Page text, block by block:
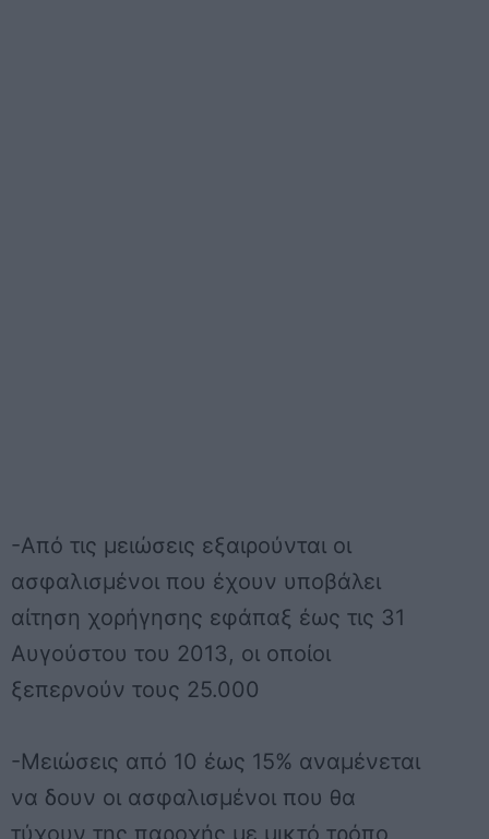
-Από τις μειώσεις εξαιρούνται οι
ασφαλισμένοι που έχουν υποβάλει
αίτηση χορήγησης εφάπαξ έως τις 31
Αυγούστου του 2013, οι οποίοι
ξεπερνούν τους 25.000
-Μειώσεις από 10 έως 15% αναμένεται
να δουν οι ασφαλισμένοι που θα